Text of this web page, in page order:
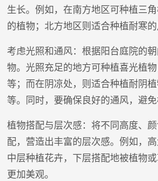
生长。例如，在南方地区可种植三
的植物；北方地区则适合种植耐寒的
考虑光照和通风：根据阳台庭院的
物。光照充足的地方可种植喜光植
等；而在阴凉处，则适合种植耐阴
等。同时，要确保良好的通风，避免
植物搭配与层次感：将不同高度、
配，营造出丰富的层次感。例如，高
中层种植花卉，下层搭配地被植物
更加美观。